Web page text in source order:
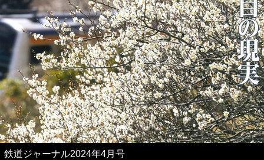
鉄道ジャーナル2024年4月号